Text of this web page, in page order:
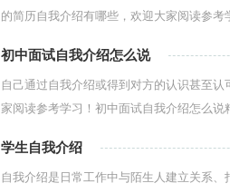
的简历自我介绍有哪些，欢迎大家阅读参
初中面试自我介绍怎么说
自己通过自我介绍或得到对方的认识甚至
家阅读参考学习！初中面试自我介绍怎么
学生自我介绍
自我介绍是日常工作中与陌生人建立关系